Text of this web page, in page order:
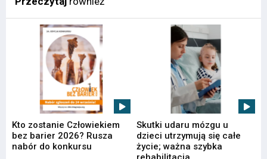
Kto zostanie Człowiekiem
bez barier 2026? Rusza
nabór do konkursu
Skutki udaru mózgu u
dzieci utrzymują się całe
życie; ważna szybka